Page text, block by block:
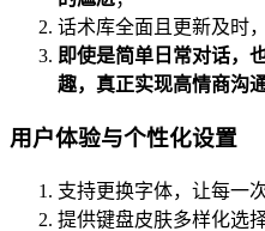
话术库全面且更新及时
即使是简单日常对话，
趣，真正实现高情商沟
用户体验与个性化设置
支持更换字体，让每一
提供键盘皮肤多样化选